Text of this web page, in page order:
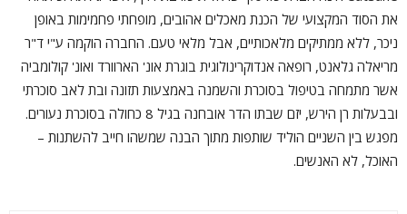
את הסוד המקצועי של הכנת מאכלים אהובים, מופחתי פחמימות באופן
ניכר, ללא ממתיקים מלאכותיים, אבל מלאי טעם. החברה הוקמה ע"י ד"ר
מריאלה גלאנט, רופאה אנדוקרינולוגית בוגרת אונ' הארוורד ואונ' קולומביה
אשר מתמחה בטיפול בסוכרת והשמנה באמצעות תזונה ובת לאב סוכרתי
ובבעלות רן הירש, יזם שבתו הדר אובחנה בגיל 8 כחולה בסוכרת נעורים.
מפגש בין השניים הוליד שותפות מתוך הבנה שמשהו חייב להשתנות –
האוכל, לא האנשים.